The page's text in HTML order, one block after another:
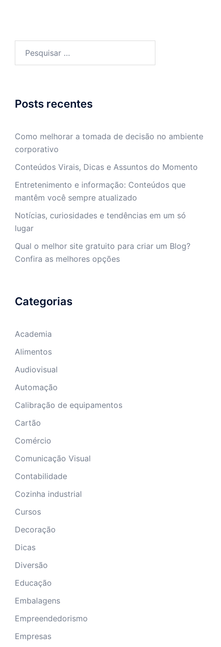
Posts recentes
Como melhorar a tomada de decisão no ambiente
corporativo
Conteúdos Virais, Dicas e Assuntos do Momento
Entretenimento e informação: Conteúdos que
mantêm você sempre atualizado
Notícias, curiosidades e tendências em um só
lugar
Qual o melhor site gratuito para criar um Blog?
Confira as melhores opções
Categorias
Academia
Alimentos
Audiovisual
Automação
Calibração de equipamentos
Cartão
Comércio
Comunicação Visual
Contabilidade
Cozinha industrial
Cursos
Decoração
Dicas
Diversão
Educação
Embalagens
Empreendedorismo
Empresas